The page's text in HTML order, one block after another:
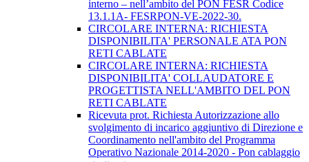
interno – nell’ambito del PON FESR Codice
13.1.1A- FESRPON-VE-2022-30.
CIRCOLARE INTERNA: RICHIESTA
DISPONIBILITA' PERSONALE ATA PON
RETI CABLATE
CIRCOLARE INTERNA: RICHIESTA
DISPONIBILITA' COLLAUDATORE E
PROGETTISTA NELL'AMBITO DEL PON
RETI CABLATE
Ricevuta prot. Richiesta Autorizzazione allo
svolgimento di incarico aggiuntivo di Direzione e
Coordinamento nell'ambito del Programma
Operativo Nazionale 2014-2020 - Pon cablaggio